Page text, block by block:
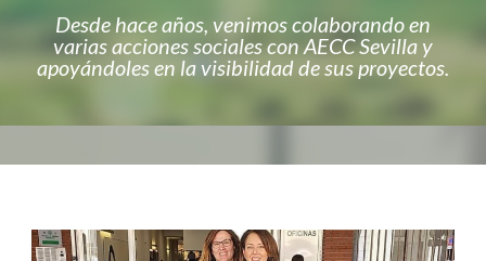
Desde hace años, venimos colaborando en
varias acciones sociales con AECC Sevilla y
apoyándoles en la visibilidad de sus proyectos.